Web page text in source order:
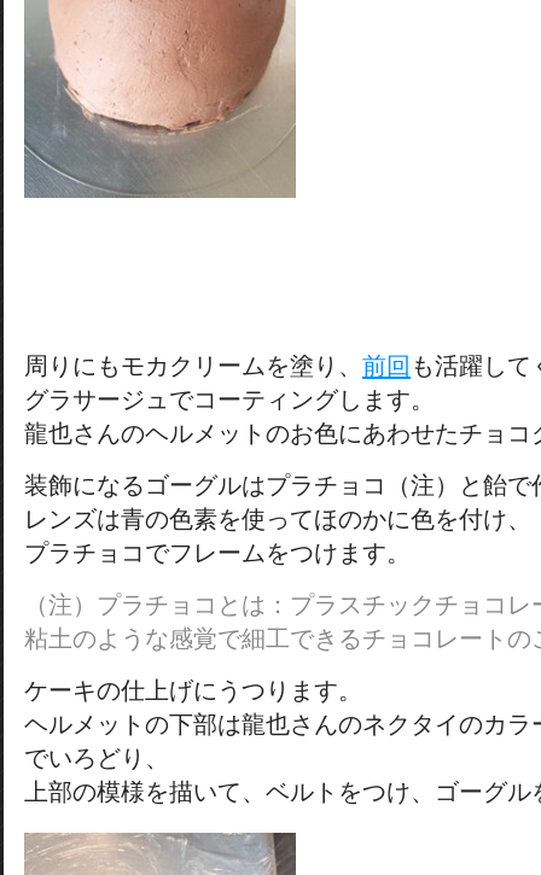
周りにもモカクリームを塗り、 前回 も活躍して
グラサージュでコーティングします。
龍也さんのヘルメットのお色にあわせたチョコ
装飾になるゴーグルはプラチョコ（注）と飴で
レンズは青の色素を使ってほのかに色を付け、
プラチョコでフレームをつけます。
（注）プラチョコとは：プラスチックチョコ
粘土のような感覚で細工できるチョコレート
ケーキの仕上げにうつります。
ヘルメットの下部は龍也さんのネクタイのカ
でいろどり、
上部の模様を描いて、ベルトをつけ、ゴーグル